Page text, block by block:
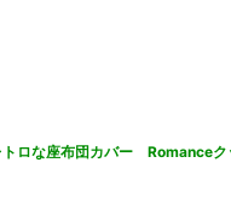
ロな座布団カバー Romance